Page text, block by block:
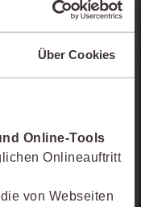
Über Cookies
Online-Tools
Onlineauftritt
von Webseiten
und